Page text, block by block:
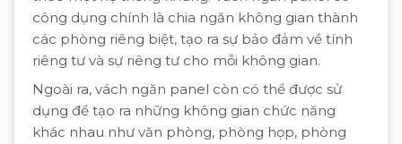
công dụng chính là chia ngăn không gian thành
các phòng riêng biệt, tạo ra sự bảo đảm về tính
riêng tư và sự riêng tư cho mỗi không gian.
Ngoài ra, vách ngăn panel còn có thể được sử
dụng để tạo ra những không gian chức năng
khác nhau như văn phòng, phòng họp, phòng